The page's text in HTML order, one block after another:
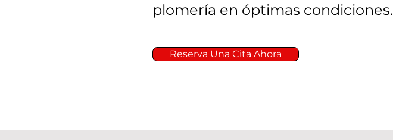
plomería en óptimas condiciones.
Reserva Una Cita Ahora